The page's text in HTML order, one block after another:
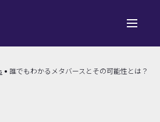
誰でもわかるメタバースとその可能性とは？